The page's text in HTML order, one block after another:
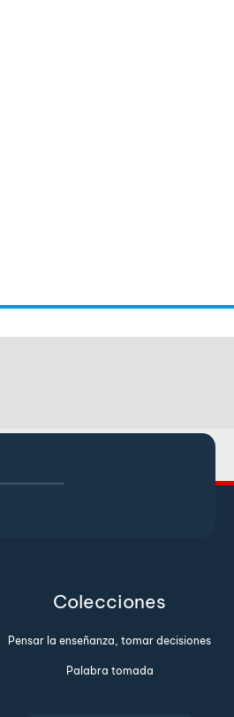
Colecciones
Pensar la enseñanza, tomar decisiones
Palabra tomada